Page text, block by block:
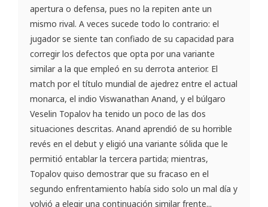
apertura o defensa, pues no la repiten ante un
mismo rival. A veces sucede todo lo contrario: el
jugador se siente tan confiado de su capacidad para
corregir los defectos que opta por una variante
similar a la que empleó en su derrota anterior. El
match por el título mundial de ajedrez entre el actual
monarca, el indio Viswanathan Anand, y el búlgaro
Veselin Topalov ha tenido un poco de las dos
situaciones descritas. Anand aprendió de su horrible
revés en el debut y eligió una variante sólida que le
permitió entablar la tercera partida; mientras,
Topalov quiso demostrar que su fracaso en el
segundo enfrentamiento había sido solo un mal día y
volvió a elegir una continuación similar frente...